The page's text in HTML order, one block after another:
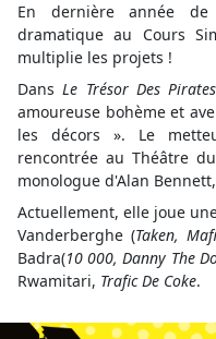
En dernière année de
dramatique au Cours
multiplie les projets !
DansLe Trésor Des Pirates
amoureuse bohème et
les décors ». Le
rencontrée au Théâtre
monologue d'Alan Bennett,
Actuellement, elle joue
Vanderberghe (Taken,
Badra(10 000, Danny The
Rwamitari, Trafic De Coke.